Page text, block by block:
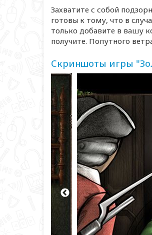
Захватите с собой
готовы к тому, что в
только добавите в вашу
получите. Попутного
Скриншоты игры